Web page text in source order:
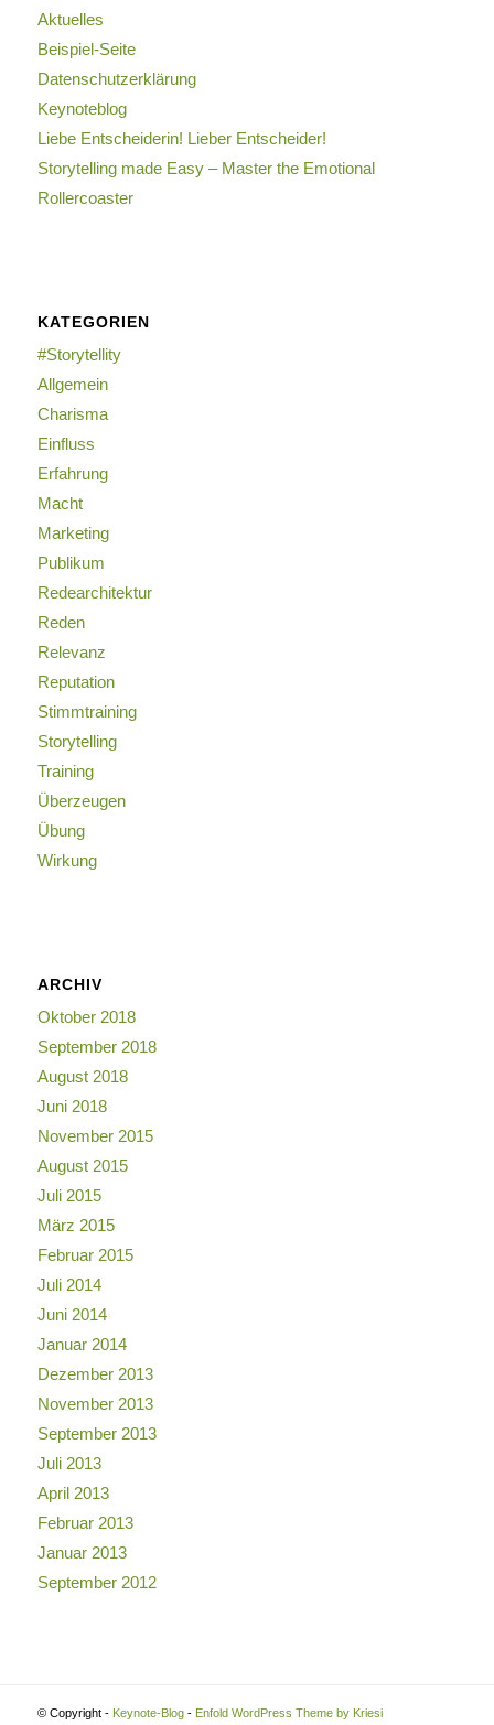
Aktuelles
Beispiel-Seite
Datenschutzerklärung
Keynoteblog
Liebe Entscheiderin! Lieber Entscheider!
Storytelling made Easy – Master the Emotional
Rollercoaster
KATEGORIEN
#Storytellity
Allgemein
Charisma
Einfluss
Erfahrung
Macht
Marketing
Publikum
Redearchitektur
Reden
Relevanz
Reputation
Stimmtraining
Storytelling
Training
Überzeugen
Übung
Wirkung
ARCHIV
Oktober 2018
September 2018
August 2018
Juni 2018
November 2015
August 2015
Juli 2015
März 2015
Februar 2015
Juli 2014
Juni 2014
Januar 2014
Dezember 2013
November 2013
September 2013
Juli 2013
April 2013
Februar 2013
Januar 2013
September 2012
© Copyright - Keynote-Blog- Enfold WordPress Theme by Kriesi